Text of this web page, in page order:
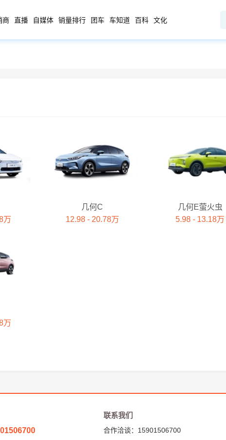
商 直播 自媒体 销量排行 团车 车知道 百科 文化
万
几何C
12.98 - 20.78万
几何E萤火虫
5.98 - 13.18万
万
联系我们
合作洽谈：15901506700